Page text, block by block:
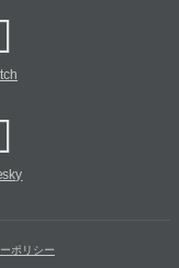
ポリシー